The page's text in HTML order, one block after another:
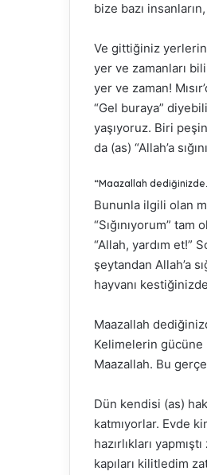
bize bazı
Ve gittiğiniz yerlerin,
yer ve zamanları
yer ve zaman!
“Gel buraya”
yaşıyoruz. Biri
da (as) “Allah’a
“Maazallah
Bununla ilgili olan
“Sığınıyorum”
“Allah, yardım et!”
şeytandan Allah’a
hayvanı
Maazallah
Kelimelerin gücüne
Maazallah. Bu
Dün kendisi (as)
katmıyorlar. Evde
hazırlıkları
kapıları kilitledim